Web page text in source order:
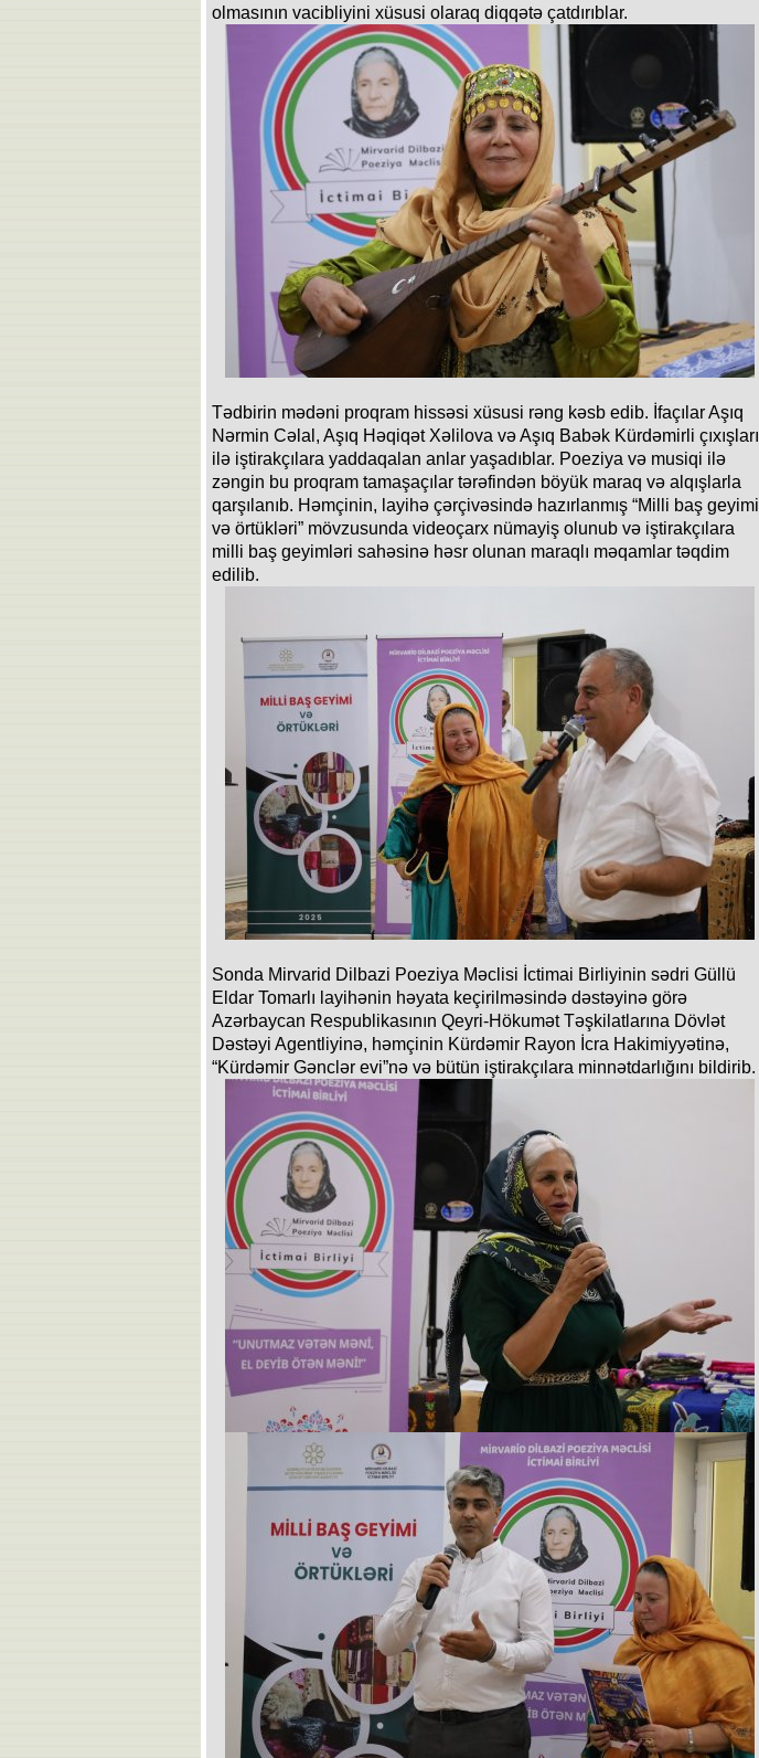
olmasının vacibliyini xüsusi olaraq diqqətə çatdırıblar.
Tədbirin mədəni proqram hissəsi xüsusi rəng kəsb edib. İfaçılar Aşıq
Nərmin Cəlal, Aşıq Həqiqət Xəlilova və Aşıq Babək Kürdəmirli çıxışları
ilə iştirakçılara yaddaqalan anlar yaşadıblar. Poeziya və musiqi ilə
zəngin bu proqram tamaşaçılar tərəfindən böyük maraq və alqışlarla
qarşılanıb. Həmçinin, layihə çərçivəsində hazırlanmış “Milli baş geyimi
və örtükləri” mövzusunda videoçarx nümayiş olunub və iştirakçılara
milli baş geyimləri sahəsinə həsr olunan maraqlı məqamlar təqdim
edilib.
Sonda Mirvarid Dilbazi Poeziya Məclisi İctimai Birliyinin sədri Güllü
Eldar Tomarlı layihənin həyata keçirilməsində dəstəyinə görə
Azərbaycan Respublikasının Qeyri-Hökumət Təşkilatlarına Dövlət
Dəstəyi Agentliyinə, həmçinin Kürdəmir Rayon İcra Hakimiyyətinə,
“Kürdəmir Gənclər evi”nə və bütün iştirakçılara minnətdarlığını bildirib.